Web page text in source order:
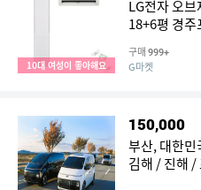
10대 여성이 좋아해요
LG전자 오
18+6평 경
구매 999+
G마켓
150,000
부산, 대한
김해 / 진해